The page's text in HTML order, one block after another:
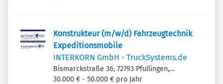
Konstrukteur (m/w/d) Fahrzeugtechnik
Expeditionsmobile
INTERKORN GmbH - TruckSystems.de
Bismarckstraße 36, 72793 Pfullingen,
Deutschland
30.000 € - 50.000 € pro Jahr